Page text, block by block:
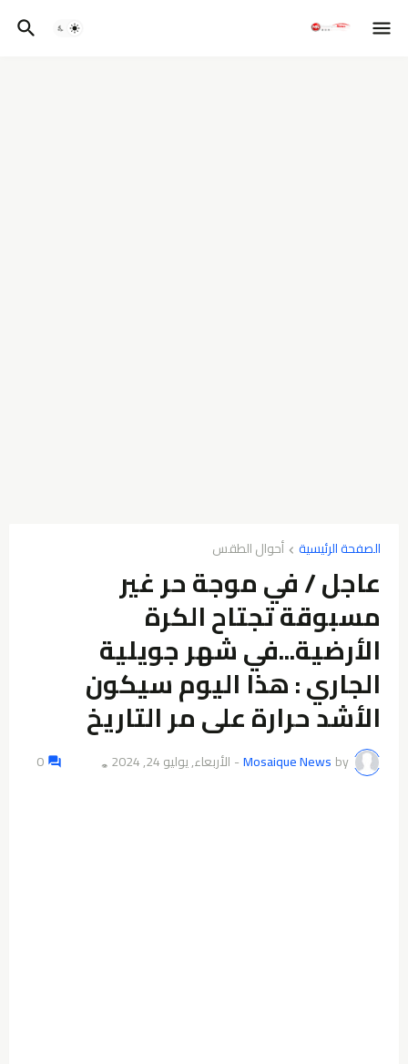
الصفحة الرئيسية أحوال الطقس
عاجل / في موجة حر غير
مسبوقة تجتاح الكرة
الأرضية...في شهر جويلية
الجاري : هذا اليوم سيكون
الأشد حرارة على مر التاريخ
by
Mosaique News
- الأربعاء, يوليو 24, 2024 👁️
0